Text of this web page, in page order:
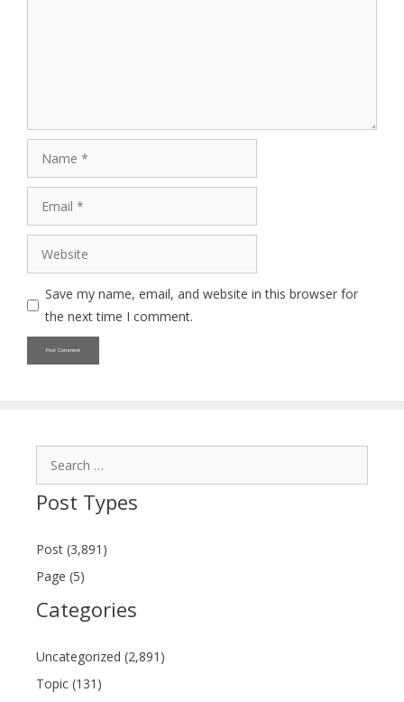
Website
Save my name, email, and website in this browser for
the next time I comment.
Post Types
Post (3,891)
Page (5)
Categories
Uncategorized (2,891)
Topic (131)